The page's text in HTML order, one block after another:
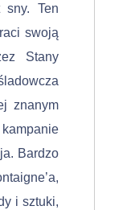
sny. Ten
swoją
Stany
znanym
Bardzo
i sztuki,